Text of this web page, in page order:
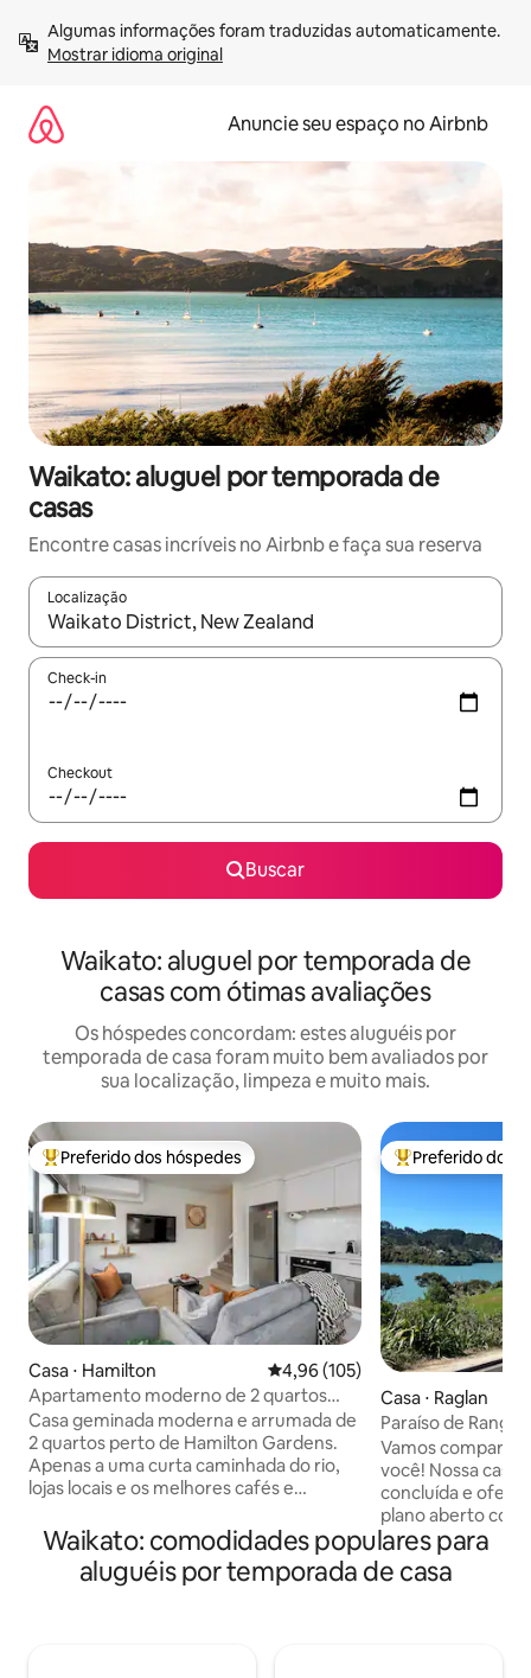
para
Mostrar idioma original
Anuncie seu espaço no Airbnb
Waikato: aluguel por temporada de
casas
Encontre casas incríveis no Airbnb e faça sua reserva
Localização
Quando os resultados estiverem disponíveis, explore-os
Check-in
Checkout
Buscar
Waikato: aluguel por temporada de
casas com ótimas avaliações
Os hóspedes concordam: estes aluguéis por
temporada de casa foram muito bem avaliados por
sua localização, limpeza e muito mais.
Entre os melhores preferidos dos hóspedes
Preferido dos hóspedes
Casa ⋅ Hamilton 4,96 de uma avaliação média de
4,96 (105)
Apartamento moderno de 2 quartos
perto de jardins e cafés
Casa geminada moderna e arrumada de
2 quartos perto de Hamilton Gardens.
Apenas a uma curta caminhada do rio,
lojas locais e os melhores cafés e
Localizada a apenas 2 km do centro da
cidade, esta base limpa e confortável é
ideal para viajantes de negócios e
Entre os
Preferido dos
Casa ⋅ Raglan
Paraíso de
Vamos
você! Nossa
concluída e
plano aberto com
metros de
praticarem SUP
você relaxa em
Waikato: comodidades populares para
aluguéis por temporada de casa